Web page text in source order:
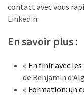
contact avec vous
Linkedin.
En savoir plus :
« En finir avec
de Benjamin
« Formation: un